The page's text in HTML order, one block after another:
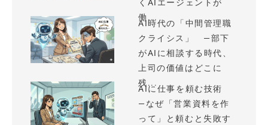
くAIエージェントが
働...
AI時代の「中間管理職
クライシス」 —部下
がAIに相談する時代、
上司の価値はどこに
残...
AIに仕事を頼む技術
—なぜ「営業資料を作
って」と頼むと失敗す